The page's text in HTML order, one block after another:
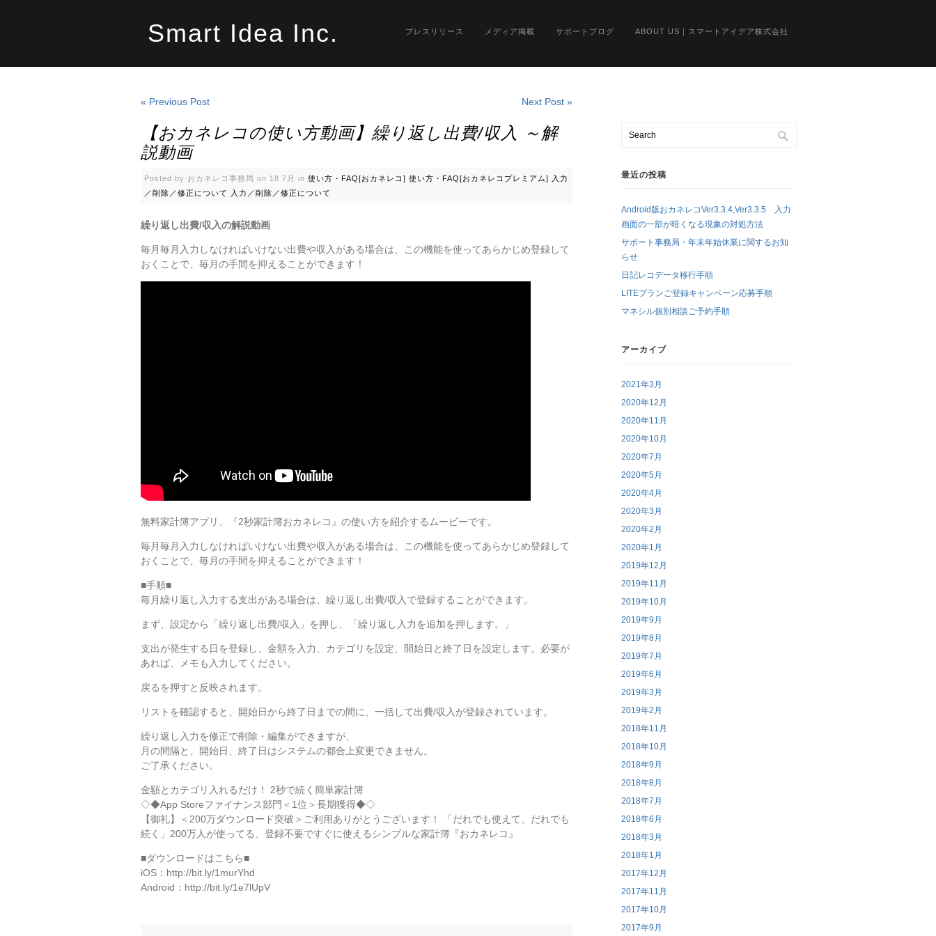
Smart Idea Inc. プレスリリース メディア掲載 サポートブログ ABOUT US｜スマートアイデア株式会社
« Previous Post Next Post »
【おカネレコの使い方動画】繰り返し出費/収入 ～解
説動画
Posted by おカネレコ事務局 on 18 7月 in 使い方・FAQ[おカネレコ] 使い方・FAQ[おカネレコプレミアム] 入力
／削除／修正について
入力／削除／修正について
繰り返し出費/収入の解説動画
毎月毎月入力しなければいけない出費や収入がある場合は、この機能を使ってあらかじめ­登録して
おくことで、毎月の手間を抑えることができます！
無料家計簿アプリ、『2秒家計簿おカネレコ』の使い方を紹介するムービーです。
毎月毎月入力しなければいけない出費や収入がある場合は、この機能を使ってあらかじめ­登録して
おくことで、毎月の手間を抑えることができます！
■手順■
毎月繰り返し入力する支出がある場合は、繰り返し出費/収入で登録することができます­。
まず、設定から「繰り返し出費/収入」を押し、「繰り返し入力を追加を押します。」
支出が発生する日を登録し、金額を入力、カテゴリを設定、開始日と終了日を設定します­。必要が
あれば、メモも入力してください。
戻るを押すと反映されます。
リストを確認すると、開始日から終了日までの間に、一括して出費/収入が登録されてい­ます。
繰り返し入力を修正で削除・編集ができますが、
月の間隔と、開始日、終了日はシステムの都合上変更できません。
ご了承ください。
金額とカテゴリ入れるだけ！ 2秒で続く簡単家計簿
◇◆App Storeファイナンス部門＜1位＞長期獲得◆◇
【御礼】＜200万ダウンロード突破＞ご利用ありがとうございます！ 「だれでも使えて、だれでも
続く」200万人が使ってる、登録不要ですぐに使えるシン­プルな家計簿『おカネレコ』
■ダウンロードはこちら■
iOS：http://bit.ly/1murYhd
Android：http://bit.ly/1e7lUpV
最近の投稿
Android版おカネレコVer3.3.4,Ver3.3.5 入力
画面の一部が暗くなる現象の対処方法
サポート事務局・年末年始休業に関するお知
らせ
日記レコデータ移行手順
LITEプランご登録キャンペーン応募手順
マネシル個別相談ご予約手順
アーカイブ
2021年3月
2020年12月
2020年11月
2020年10月
2020年7月
2020年5月
2020年4月
2020年3月
2020年2月
2020年1月
2019年12月
2019年11月
2019年10月
2019年9月
2019年8月
2019年7月
2019年6月
2019年3月
2019年2月
2018年11月
2018年10月
2018年9月
2018年8月
2018年7月
2018年6月
2018年3月
2018年1月
2017年12月
2017年11月
2017年10月
2017年9月